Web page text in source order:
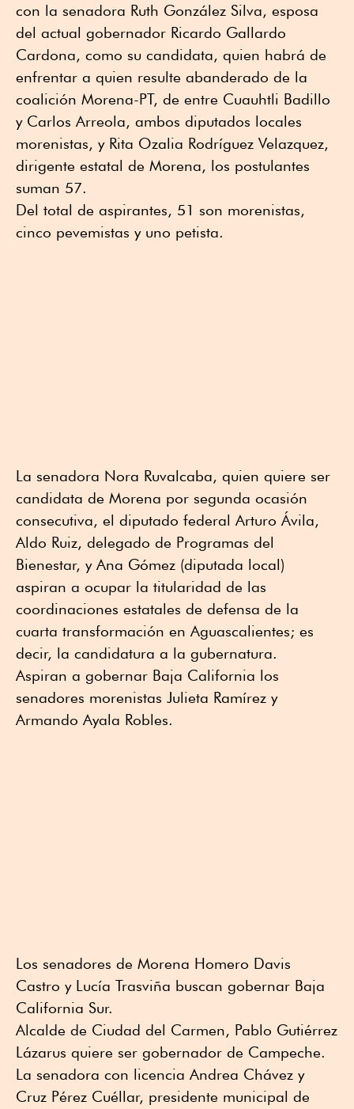
con la senadora Ruth González Silva, esposa
del actual gobernador Ricardo Gallardo
Cardona, como su candidata, quien habrá de
enfrentar a quien resulte abanderado de la
coalición Morena-PT, de entre Cuauhtli Badillo
y Carlos Arreola, ambos diputados locales
morenistas, y Rita Ozalia Rodríguez Velazquez,
dirigente estatal de Morena, los postulantes
suman 57.
Del total de aspirantes, 51 son morenistas,
cinco pevemistas y uno petista.
La senadora Nora Ruvalcaba, quien quiere ser
candidata de Morena por segunda ocasión
consecutiva, el diputado federal Arturo Ávila,
Aldo Ruiz, delegado de Programas del
Bienestar, y Ana Gómez (diputada local)
aspiran a ocupar la titularidad de las
coordinaciones estatales de defensa de la
cuarta transformación en Aguascalientes; es
decir, la candidatura a la gubernatura.
Aspiran a gobernar Baja California los
senadores morenistas Julieta Ramírez y
Armando Ayala Robles.
Los senadores de Morena Homero Davis
Castro y Lucía Trasviña buscan gobernar Baja
California Sur.
Alcalde de Ciudad del Carmen, Pablo Gutiérrez
Lázarus quiere ser gobernador de Campeche.
La senadora con licencia Andrea Chávez y
Cruz Pérez Cuéllar, presidente municipal de